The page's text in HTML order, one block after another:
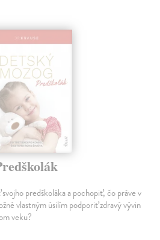
svojho predškoláka a pochopiť, čo práve v
vlastným úsilím podporiť zdravý vývin
veku?